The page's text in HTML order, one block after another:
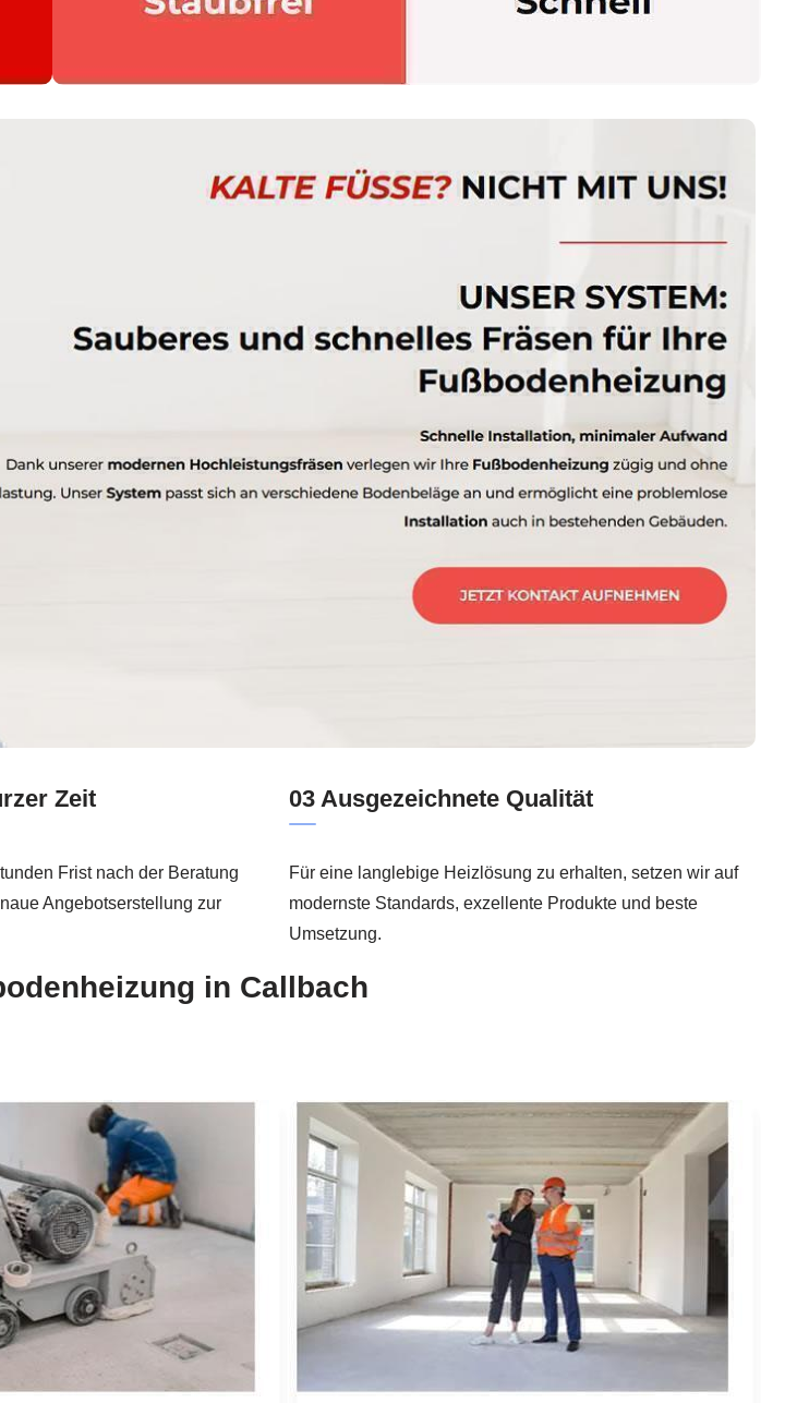
Zeit
Frist nach der Beratung
Angebotserstellung zur
03 Ausgezeichnete Qualität
Für eine langlebige Heizlösung zu erhalten, setzen wir auf
modernste Standards, exzellente Produkte und beste
Umsetzung.
in Callbach